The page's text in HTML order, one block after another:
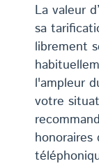
La valeur
sa
librement
l'ampleur
votre
honoraires